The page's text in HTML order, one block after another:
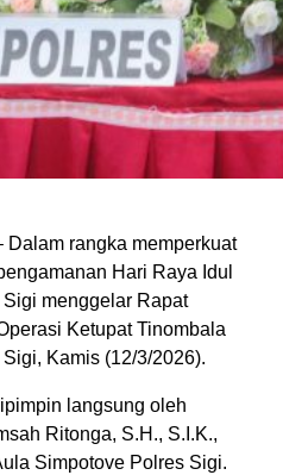
Dalam rangka memperkuat
Hari Raya Idul
menggelar Rapat
Ketupat Tinombala
Kamis (12/3/2026).
langsung oleh
Ritonga, S.H., S.I.K.,
Simpotove Polres Sigi.